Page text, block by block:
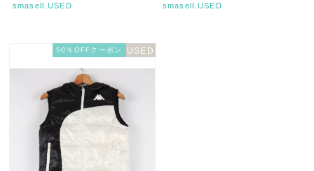
smasell.USED smasell.USED
50％OFFクーポン